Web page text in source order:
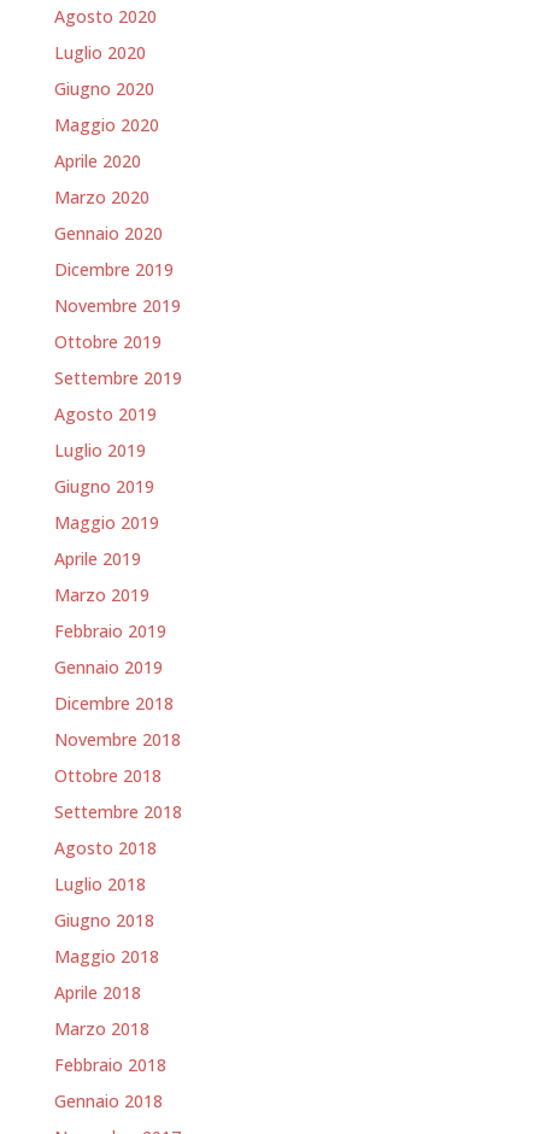
Agosto 2020
Luglio 2020
Giugno 2020
Maggio 2020
Aprile 2020
Marzo 2020
Gennaio 2020
Dicembre 2019
Novembre 2019
Ottobre 2019
Settembre 2019
Agosto 2019
Luglio 2019
Giugno 2019
Maggio 2019
Aprile 2019
Marzo 2019
Febbraio 2019
Gennaio 2019
Dicembre 2018
Novembre 2018
Ottobre 2018
Settembre 2018
Agosto 2018
Luglio 2018
Giugno 2018
Maggio 2018
Aprile 2018
Marzo 2018
Febbraio 2018
Gennaio 2018